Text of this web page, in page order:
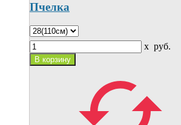
Пчелка
x руб.